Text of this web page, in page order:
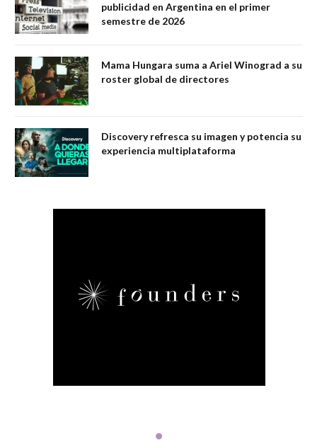
publicidad en Argentina en el primer
semestre de 2026
Mama Hungara suma a Ariel Winograd a su
roster global de directores
Discovery refresca su imagen y potencia su
experiencia multiplataforma